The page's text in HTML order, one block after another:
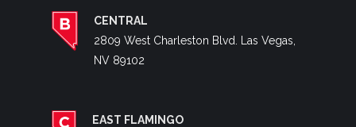
CENTRAL
2809 West Charleston Blvd. Las Vegas,
NV 89102
EAST FLAMINGO